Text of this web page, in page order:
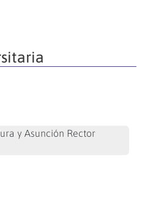
y Asunción Rector